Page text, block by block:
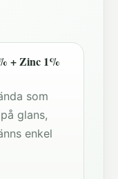
+ Zinc 1%
som
glans,
enkel